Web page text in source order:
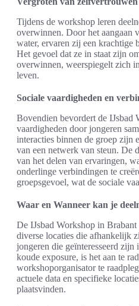
Tijdens de workshop leren
overwinnen. Door het aangaan
water, ervaren zij een krachtige
Het gevoel dat ze in staat zijn
overwinnen, weerspiegelt zich
leven.
Sociale vaardigheden en
Bovendien bevordert de IJsbad
vaardigheden door jongeren
interacties binnen de groep zijn
van een netwerk van steun. De
van het delen van ervaringen,
onderlinge verbindingen te
groepsgevoel, wat de sociale
Waar en Wanneer kan je
De IJsbad Workshop in
diverse locaties die afhankelijk
jongeren die geïnteresseerd
koude exposure, is het aan te
workshoporganisator te
actuele data en specifieke
plaatsvinden.